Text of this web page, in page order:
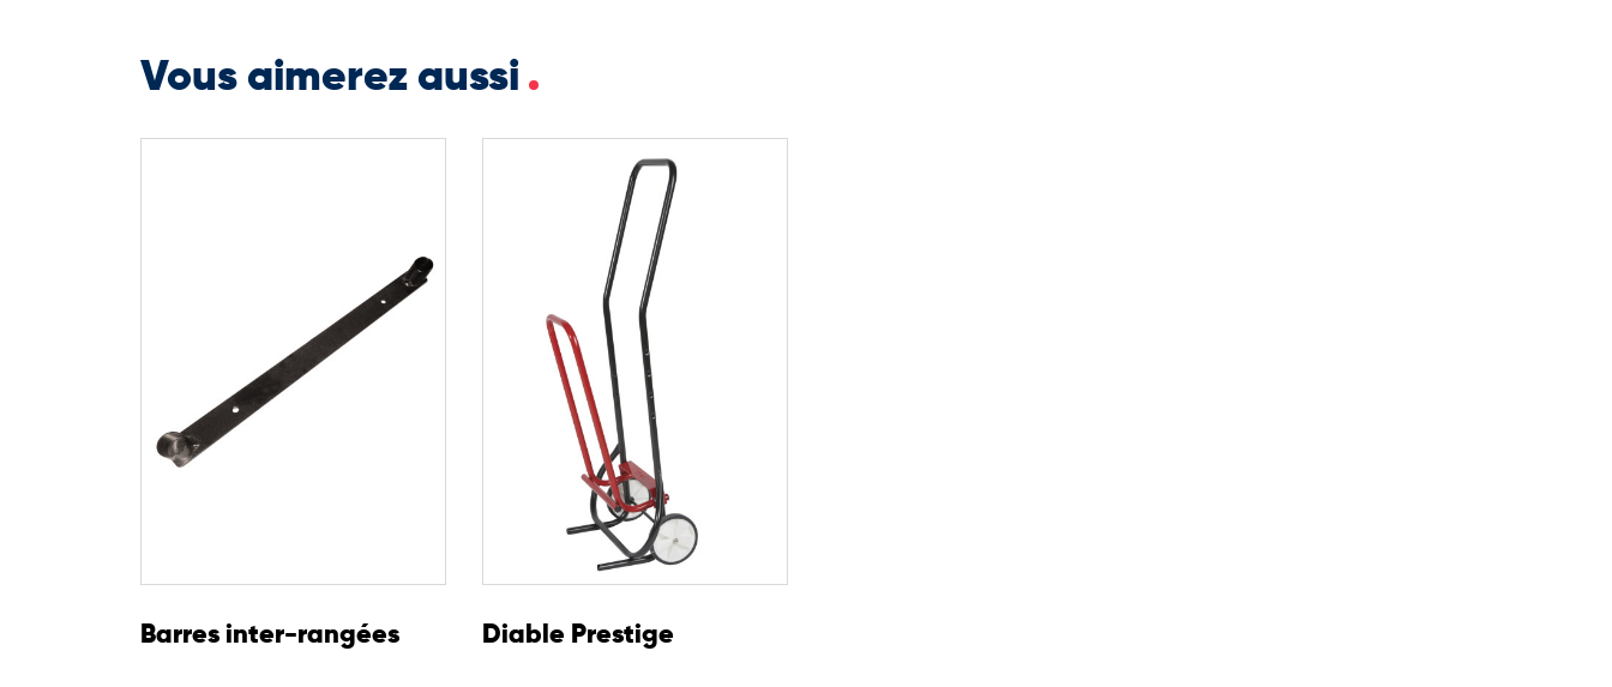
Le banc Chicago constitue une solution fiable et durable pour le mobilier urbain, en combinant confort d’assise,
Vous aimerez aussi
Barres inter-rangées Diable Prestige